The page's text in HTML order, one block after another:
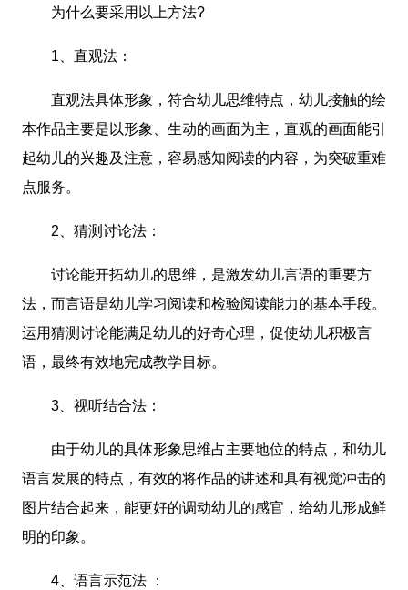
为什么要采用以上方法?
1、直观法：
直观法具体形象，符合幼儿思维特点，幼儿接触的绘
本作品主要是以形象、生动的画面为主，直观的画面能引
起幼儿的兴趣及注意，容易感知阅读的内容，为突破重难
点服务。
2、猜测讨论法：
讨论能开拓幼儿的思维，是激发幼儿言语的重要方
法，而言语是幼儿学习阅读和检验阅读能力的基本手段。
运用猜测讨论能满足幼儿的好奇心理，促使幼儿积极言
语，最终有效地完成教学目标。
3、视听结合法：
由于幼儿的具体形象思维占主要地位的特点，和幼儿
语言发展的特点，有效的将作品的讲述和具有视觉冲击的
图片结合起来，能更好的调动幼儿的感官，给幼儿形成鲜
明的印象。
4、语言示范法 ：